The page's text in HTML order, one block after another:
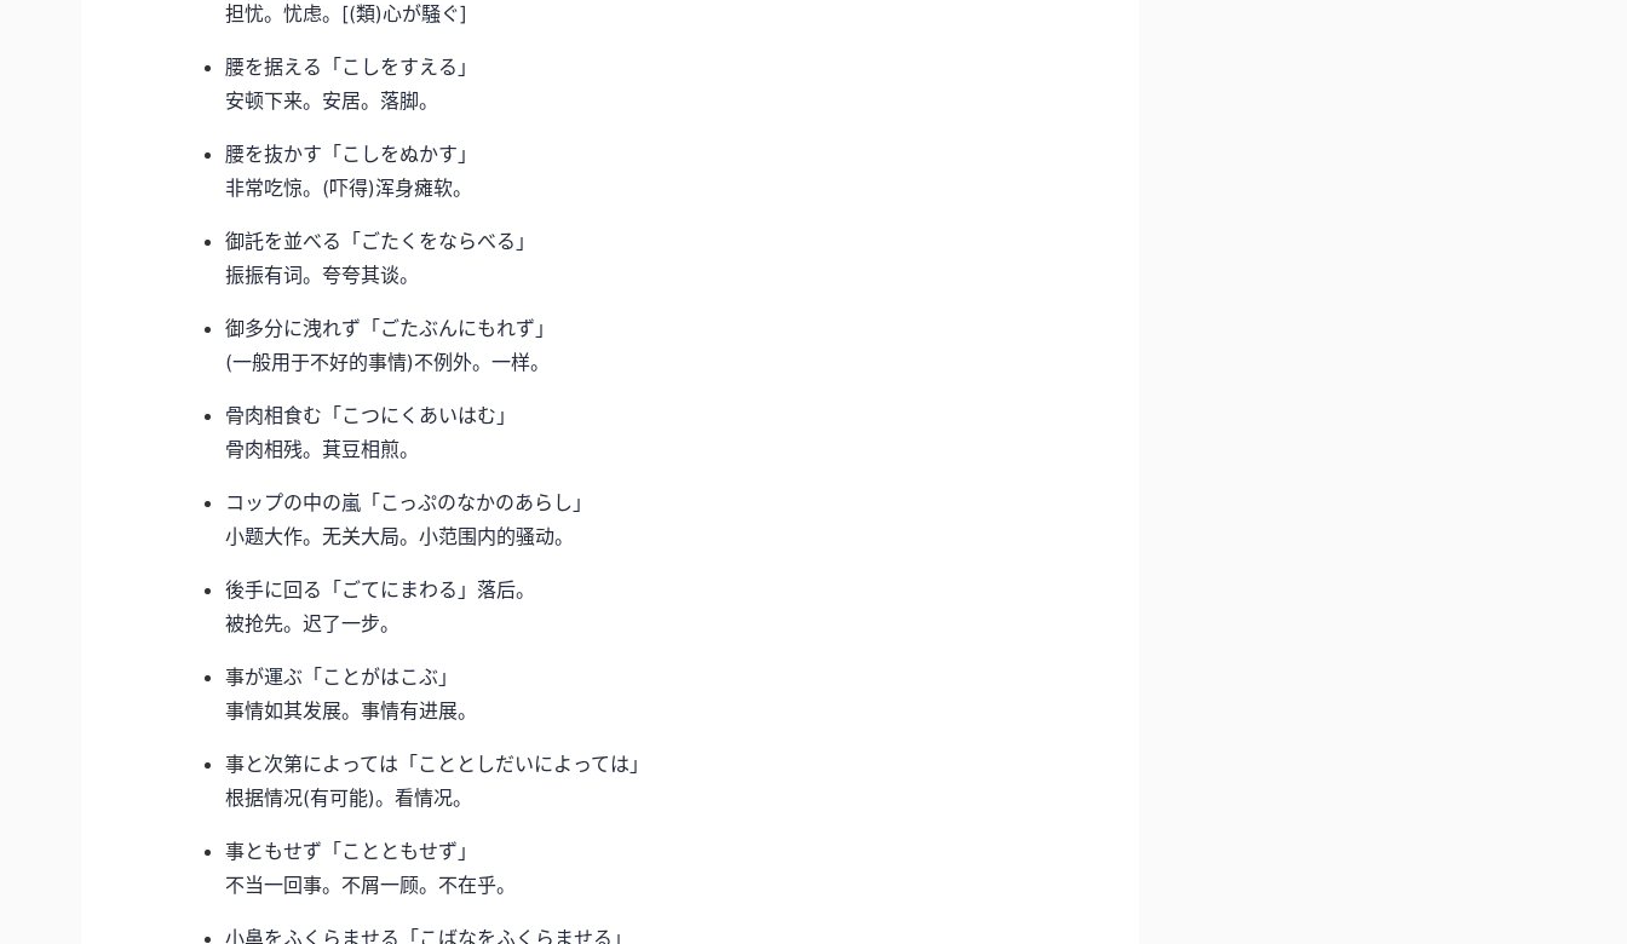
担忧。忧虑。[(類)心が騒ぐ]
腰を据える「こしをすえる」
安顿下来。安居。落脚。
腰を抜かす「こしをぬかす」
非常吃惊。(吓得)浑身瘫软。
御託を並べる「ごたくをならべる」
振振有词。夸夸其谈。
御多分に洩れず「ごたぶんにもれず」
(一般用于不好的事情)不例外。一样。
骨肉相食む「こつにくあいはむ」
骨肉相残。萁豆相煎。
コップの中の嵐「こっぷのなかのあらし」
小题大作。无关大局。小范围内的骚动。
後手に回る「ごてにまわる」落后。
被抢先。迟了一步。
事が運ぶ「ことがはこぶ」
事情如其发展。事情有进展。
事と次第によっては「こととしだいによっては」
根据情况(有可能)。看情况。
事ともせず「ことともせず」
不当一回事。不屑一顾。不在乎。
小鼻をふくらませる「こばなをふくらませる」